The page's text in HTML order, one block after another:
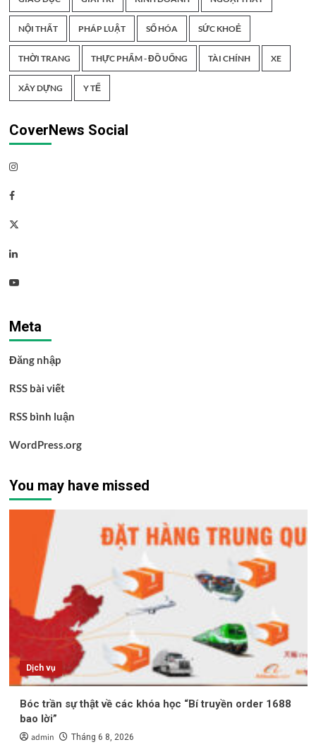
NỘI THẤT PHÁP LUẬT SỐ HÓA SỨC KHOẺ
THỜI TRANG THỰC PHẨM - ĐỒ UỐNG TÀI CHÍNH XE
XÂY DỰNG Y TẾ
CoverNews Social
Instagram
Facebook
Twitter
Linkedin
Youtube
Meta
Đăng nhập
RSS bài viết
RSS bình luận
WordPress.org
You may have missed
Dịch vụ
Bóc trần sự thật về các khóa học “Bí truyền order 1688
bao lời”
admin Tháng 6 8, 2026